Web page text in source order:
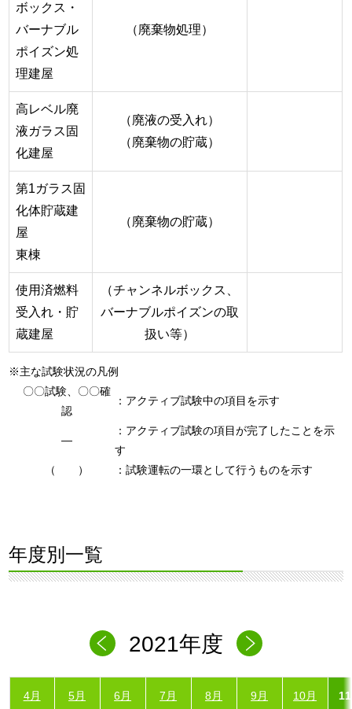
ボックス・
バーナブル
ポイズン処
理建屋
（廃棄物処理）
高レベル廃
液ガラス固
化建屋
（廃液の受入れ）
（廃棄物の貯蔵）
第1ガラス固
化体貯蔵建
屋
東棟
（廃棄物の貯蔵）
使用済燃料
受入れ・貯
蔵建屋
（チャンネルボックス、
バーナブルポイズンの取
扱い等）
※主な試験状況の凡例
〇〇試験、〇〇確
認
：アクティブ試験中の項目を示す
―
：アクティブ試験の項目が完了したことを示
す
（ ）
：試験運転の一環として行うものを示す
年度別一覧
2021年度
4月 5月 6月 7月 8月 9月 10月